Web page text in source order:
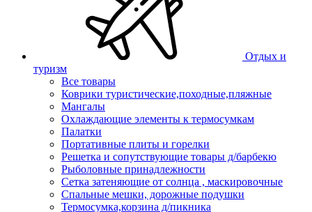
Отдых и
туризм
Все товары
Коврики туристические,походные,пляжные
Мангалы
Охлаждающие элементы к термосумкам
Палатки
Портативные плиты и горелки
Решетка и сопутствующие товары д/барбекю
Рыболовные принадлежности
Сетка затеняющие от солнца , маскировочные
Спальные мешки, дорожные подушки
Термосумка,корзина д/пикника